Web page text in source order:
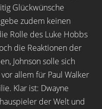
Glückwünsche
zudem keinen
Rolle des Luke Hobbs
die Reaktionen der
Johnson solle sich
allem für Paul Walker
Klar ist: Dwayne
der Welt und